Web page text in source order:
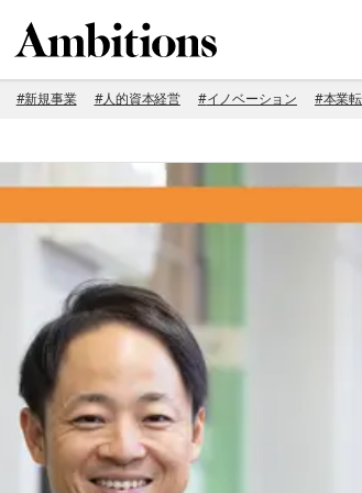
#新規事業 #人的資本経営 #イノベーション #本業